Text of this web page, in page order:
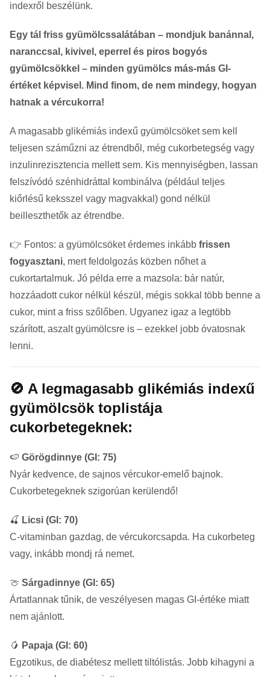
indexről beszélünk.
Egy tál friss gyümölcssalátában – mondjuk banánnal,
naranccsal, kivivel, eperrel és piros bogyós
gyümölcsökkel – minden gyümölcs más-más GI-
értéket képvisel. Mind finom, de nem mindegy, hogyan
hatnak a vércukorra!
A magasabb glikémiás indexű gyümölcsöket sem kell
teljesen száműzni az étrendből, még cukorbetegség vagy
inzulinrezisztencia mellett sem. Kis mennyiségben, lassan
felszívódó szénhidráttal kombinálva (például teljes
kiőrlésű keksszel vagy magvakkal) gond nélkül
beilleszthetők az étrendbe.
👉 Fontos: a gyümölcsöket érdemes inkább frissen
fogyasztani, mert feldolgozás közben nőhet a
cukortartalmuk. Jó példa erre a mazsola: bár natúr,
hozzáadott cukor nélkül készül, mégis sokkal több benne a
cukor, mint a friss szőlőben. Ugyanez igaz a legtöbb
szárított, aszalt gyümölcsre is – ezekkel jobb óvatosnak
lenni.
🚫 A legmagasabb glikémiás indexű
gyümölcsök toplistája
cukorbetegeknek:
🍉 Görögdinnye (GI: 75)
Nyár kedvence, de sajnos vércukor-emelő bajnok.
Cukorbetegeknek szigorúan kerülendő!
🍒 Licsi (GI: 70)
C-vitaminban gazdag, de vércukorcsapda. Ha cukorbeteg
vagy, inkább mondj rá nemet.
🍈 Sárgadinnye (GI: 65)
Ártatlannak tűnik, de veszélyesen magas GI-értéke miatt
nem ajánlott.
🥭 Papaja (GI: 60)
Egzotikus, de diabétesz mellett tiltólistás. Jobb kihagyni a